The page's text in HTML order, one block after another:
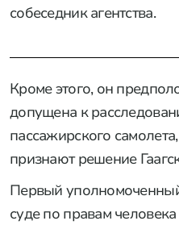
собеседник агентства.
Кроме этого, он
допущена к
пассажирского
признают решение
Первый
суде по правам